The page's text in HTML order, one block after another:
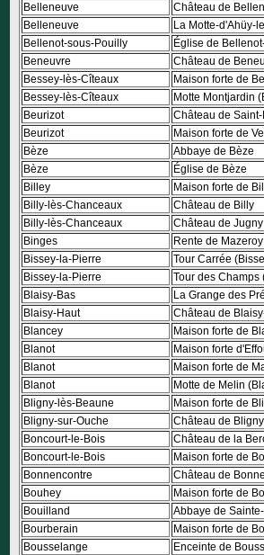
Belleneuve
Château de
Belleneuve
La Motte-d'Ahüy-
Bellenot-sous-Pouilly
Église de
Beneuvre
Château de
Bessey-lès-Cîteaux
Maison forte de
Bessey-lès-Cîteaux
Motte Montjardin
Beurizot
Château de
Beurizot
Maison forte de
Bèze
Abbaye de Bèze
Bèze
Église de Bèze
Billey
Maison forte de
Billy-lès-Chanceaux
Château de Billy
Billy-lès-Chanceaux
Château de
Binges
Rente de
Bissey-la-Pierre
Tour Carrée
Bissey-la-Pierre
Tour des Champs
Blaisy-Bas
La Grange des
Blaisy-Haut
Château de
Blancey
Maison forte de
Blanot
Maison forte
Blanot
Maison forte de
Blanot
Motte de Melin
Bligny-lès-Beaune
Maison forte de
Bligny-sur-Ouche
Château de
Boncourt-le-Bois
Château de la
Boncourt-le-Bois
Maison forte de
Bonnencontre
Château de
Bouhey
Maison forte de
Bouilland
Abbaye de
Bourberain
Maison forte de
Bousselange
Enceinte de